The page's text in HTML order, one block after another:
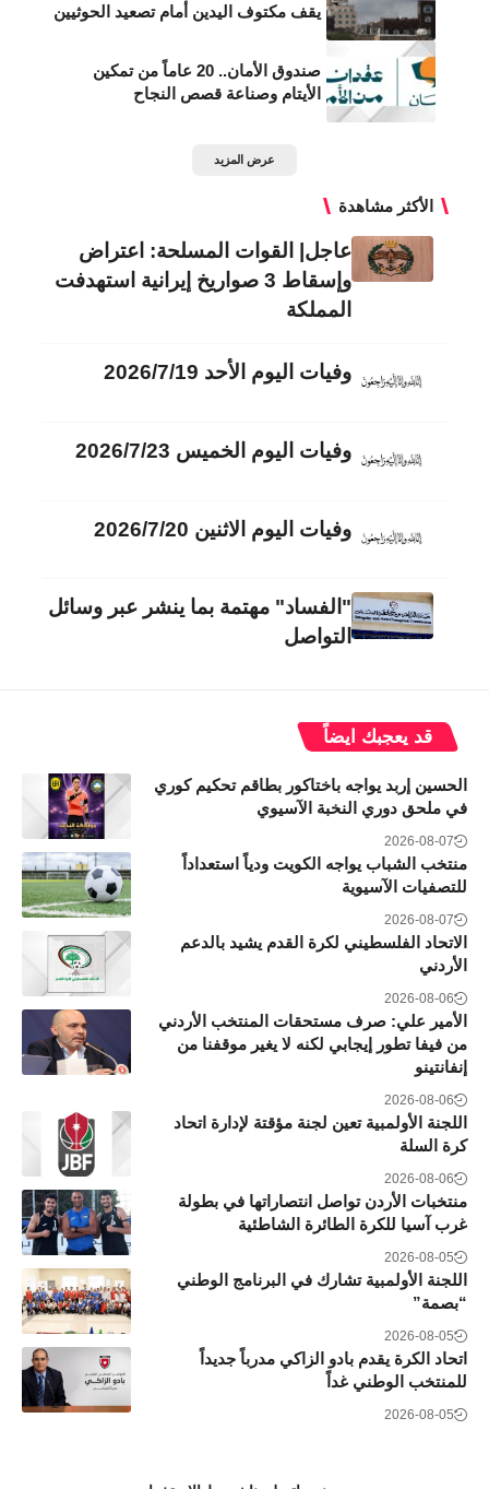
يقف مكتوف اليدين أمام تصعيد الحوثيين
صندوق الأمان.. 20 عاماً من تمكين
الأيتام وصناعة قصص النجاح
عرض المزيد
الأكثر مشاهدة
عاجل| القوات المسلحة: اعتراض
وإسقاط 3 صواريخ إيرانية استهدفت
المملكة
وفيات اليوم الأحد 2026/7/19
وفيات اليوم الخميس 2026/7/23
وفيات اليوم الاثنين 2026/7/20
"الفساد" مهتمة بما ينشر عبر وسائل
التواصل
قد يعجبك ايضاً
الحسين إربد يواجه باختاكور بطاقم تحكيم كوري
في ملحق دوري النخبة الآسيوي
2026-08-07
منتخب الشباب يواجه الكويت ودياً استعداداً
للتصفيات الآسيوية
2026-08-07
الاتحاد الفلسطيني لكرة القدم يشيد بالدعم
الأردني
2026-08-06
الأمير علي: صرف مستحقات المنتخب الأردني
من فيفا تطور إيجابي لكنه لا يغير موقفنا من
إنفانتينو
2026-08-06
اللجنة الأولمبية تعين لجنة مؤقتة لإدارة اتحاد
كرة السلة
2026-08-06
منتخبات الأردن تواصل انتصاراتها في بطولة
غرب آسيا للكرة الطائرة الشاطئية
2026-08-05
اللجنة الأولمبية تشارك في البرنامج الوطني
“بصمة”
2026-08-05
اتحاد الكرة يقدم بادو الزاكي مدرباً جديداً
للمنتخب الوطني غداً
2026-08-05